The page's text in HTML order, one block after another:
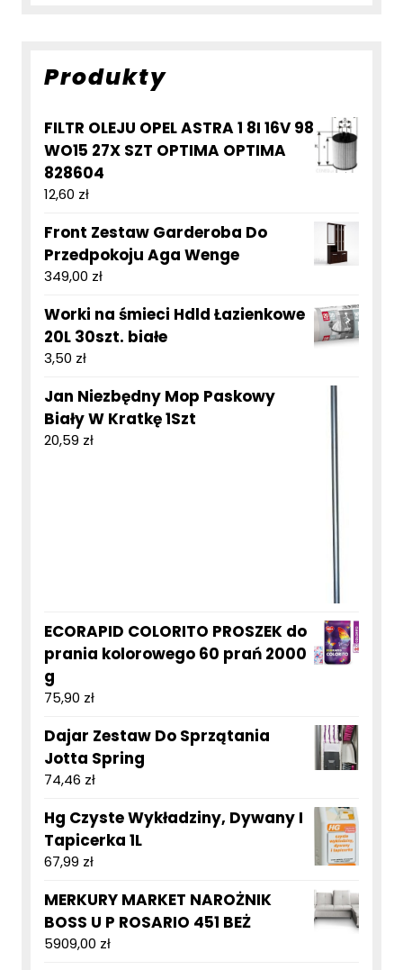
Produkty
FILTR OLEJU OPEL ASTRA 1 8I 16V 98
WO15 27X SZT OPTIMA OPTIMA
828604
12,60 zł
Front Zestaw Garderoba Do
Przedpokoju Aga Wenge
349,00 zł
Worki na śmieci Hdld Łazienkowe
20L 30szt. białe
3,50 zł
Jan Niezbędny Mop Paskowy
Biały W Kratkę 1Szt
20,59 zł
ECORAPID COLORITO PROSZEK do
prania kolorowego 60 prań 2000
g
75,90 zł
Dajar Zestaw Do Sprzątania
Jotta Spring
74,46 zł
Hg Czyste Wykładziny, Dywany I
Tapicerka 1L
67,99 zł
MERKURY MARKET NAROŻNIK
BOSS U P ROSARIO 451 BEŻ
5909,00 zł